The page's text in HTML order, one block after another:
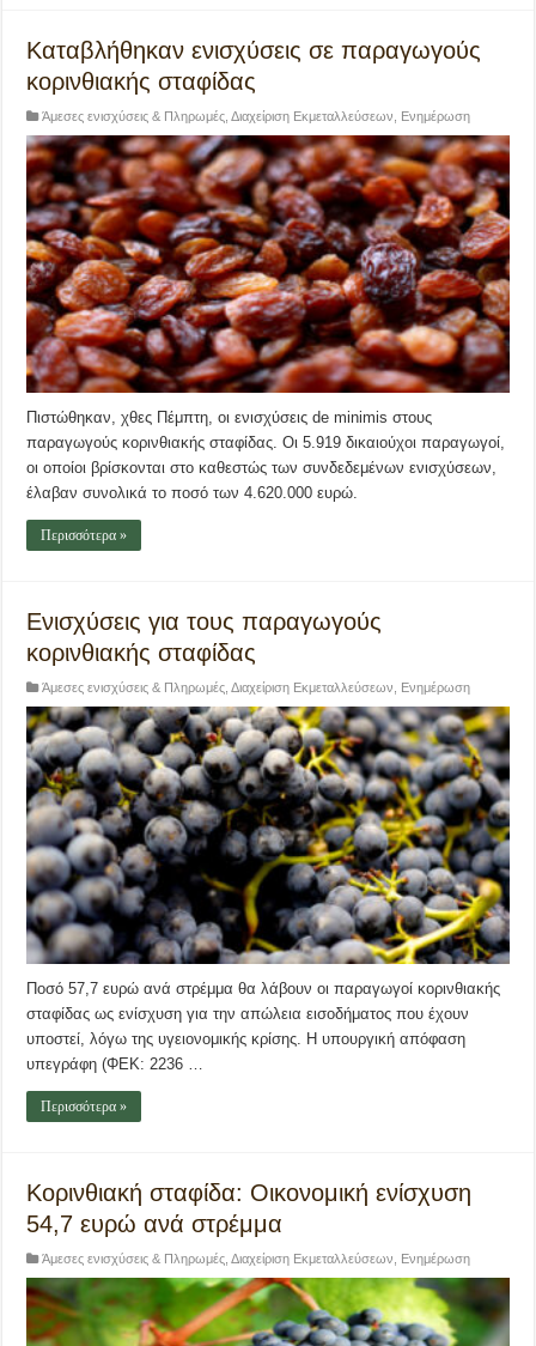
Καταβλήθηκαν ενισχύσεις σε παραγωγούς
κορινθιακής σταφίδας
Άμεσες ενισχύσεις & Πληρωμές ,Διαχείριση Εκμεταλλεύσεων Ενημέρωση
Πιστώθηκαν, χθες Πέμπτη, οι ενισχύσεις de minimis στους
παραγωγούς κορινθιακής σταφίδας. Οι 5.919 δικαιούχοι παραγωγοί,
οι οποίοι βρίσκονται στο καθεστώς των συνδεδεμένων ενισχύσεων,
έλαβαν συνολικά το ποσό των 4.620.000 ευρώ.
Περισσότερα »
Ενισχύσεις για τους παραγωγούς
κορινθιακής σταφίδας
Άμεσες ενισχύσεις & Πληρωμές ,Διαχείριση Εκμεταλλεύσεων Ενημέρωση
Ποσό 57,7 ευρώ ανά στρέμμα θα λάβουν οι παραγωγοί κορινθιακής
σταφίδας ως ενίσχυση για την απώλεια εισοδήματος που έχουν
υποστεί, λόγω της υγειονομικής κρίσης. Η υπουργική απόφαση
υπεγράφη (ΦΕΚ: 2236 …
Περισσότερα »
Κορινθιακή σταφίδα: Οικονομική ενίσχυση
54,7 ευρώ ανά στρέμμα
Άμεσες ενισχύσεις & Πληρωμές ,Διαχείριση Εκμεταλλεύσεων Ενημέρωση